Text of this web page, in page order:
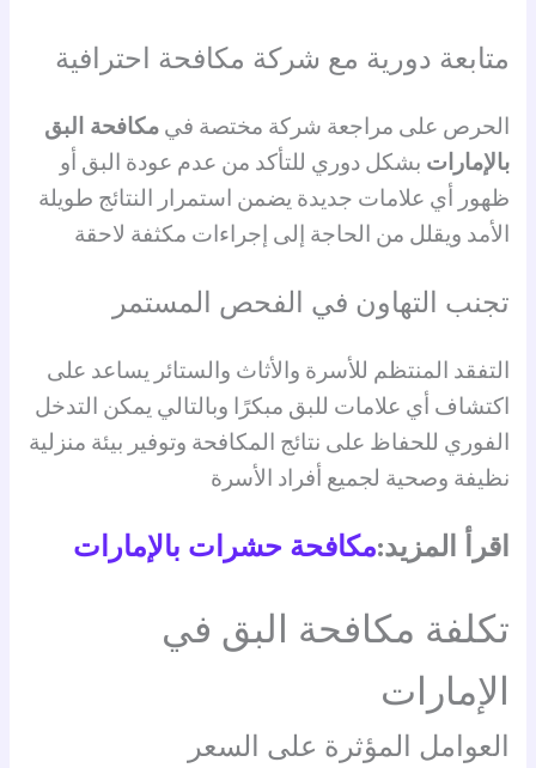
متابعة دورية مع شركة مكافحة احترافية
الحرص على مراجعة شركة مختصة فيمكافحة البق
بالإمارات بشكل دوري للتأكد من عدم عودة البق أو
ظهور أي علامات جديدة يضمن استمرار النتائج طويلة
الأمد ويقلل من الحاجة إلى إجراءات مكثفة لاحقة
تجنب التهاون في الفحص المستمر
التفقد المنتظم للأسرة والأثاث والستائر يساعد على
اكتشاف أي علامات للبق مبكرًا وبالتالي يمكن التدخل
الفوري للحفاظ على نتائج المكافحة وتوفير بيئة منزلية
نظيفة وصحية لجميع أفراد الأسرة
اقرأ المزيد:مكافحة حشرات بالإمارات
تكلفة مكافحة البق في
الإمارات
العوامل المؤثرة على السعر